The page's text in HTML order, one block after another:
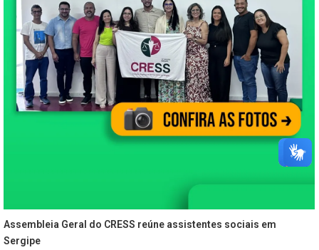
Assembleia Geral do CRESS reúne assistentes sociais em
Sergipe